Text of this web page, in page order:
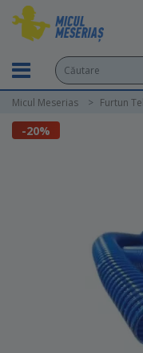
Micul Meserias Furtun
-20%